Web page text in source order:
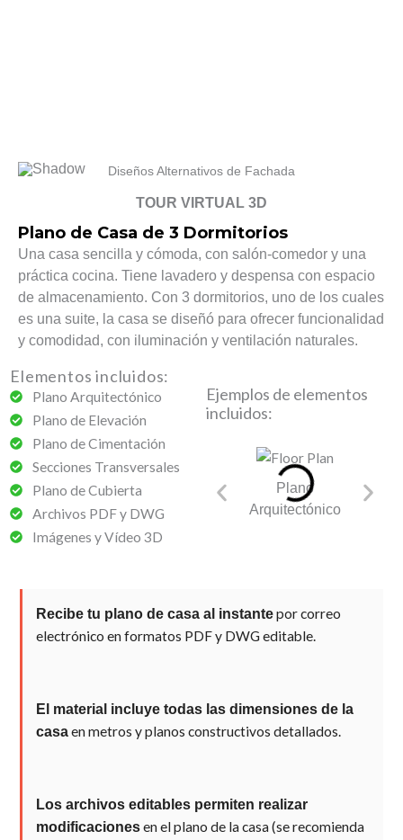
Diseños Alternativos de Fachada
TOUR VIRTUAL 3D
Plano de Casa de 3 Dormitorios
Una casa sencilla y cómoda, con salón-comedor y una
práctica cocina. Tiene lavadero y despensa con espacio
de almacenamiento. Con 3 dormitorios, uno de los cuales
es una suite, la casa se diseñó para ofrecer funcionalidad
y comodidad, con iluminación y ventilación naturales.
Elementos incluidos:
Plano Arquitectónico
Plano de Elevación
Plano de Cimentación
Secciones Transversales
Plano de Cubierta
Archivos PDF y DWG
Imágenes y Vídeo 3D
Ejemplos de elementos
incluidos:
Plano
Arquitectónico
Recibe tu plano de casa al instantepor correo
electrónico en formatos PDF y DWG editable.
El material incluye todas las dimensiones de la
casaen metros y planos constructivos detallados.
Los archivos editables permiten realizar
modificacionesen el plano de la casa (se recomienda